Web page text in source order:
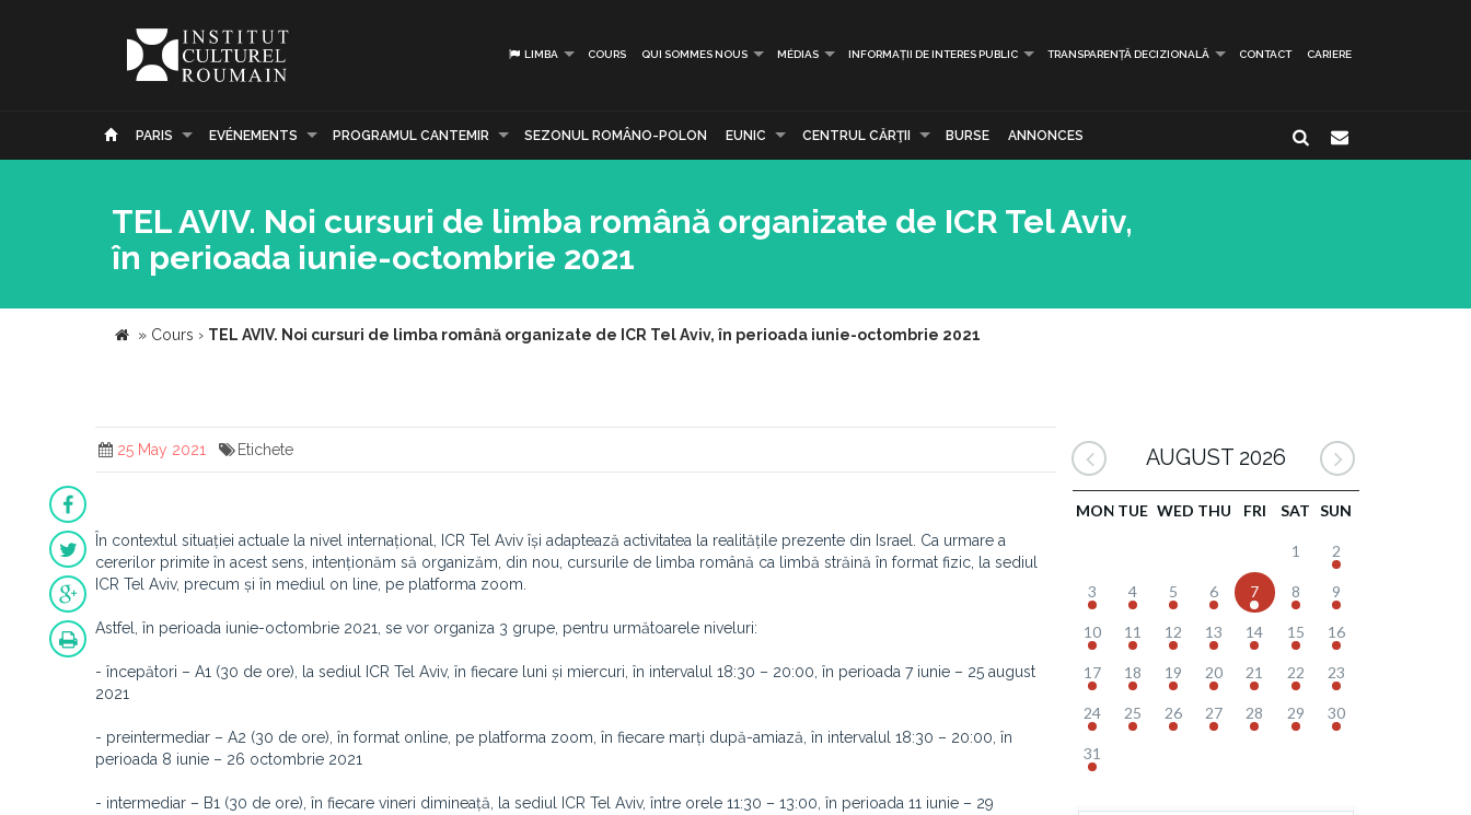
LIMBA COURS QUI SOMMES NOUS MÉDIAS INFORMAȚII DE INTERES PUBLIC TRANSPARENȚĂ DECIZIONALĂ CONTACT CARIERE
PARIS EVÉNEMENTS PROGRAMUL CANTEMIR SEZONUL ROMÂNO-POLON EUNIC CENTRUL CĂRŢII BURSE ANNONCES
TEL AVIV. Noi cursuri de limba română organizate de ICR Tel Aviv,
în perioada iunie-octombrie 2021
» Cours › TEL AVIV. Noi cursuri de limba română organizate de ICR Tel Aviv, în perioada iunie-octombrie 2021
25 May 2021 Etichete
În contextul situației actuale la nivel internațional, ICR Tel Aviv își adaptează activitatea la realitățile prezente din Israel. Ca urmare a
cererilor primite în acest sens, intenționăm să organizăm, din nou, cursurile de limba română ca limbă străină în format fizic, la sediul
ICR Tel Aviv, precum și în mediul on line, pe platforma zoom.
Astfel, în perioada iunie-octombrie 2021, se vor organiza 3 grupe, pentru următoarele niveluri:
- începători – A1 (30 de ore), la sediul ICR Tel Aviv, în fiecare luni și miercuri, în intervalul 18:30 – 20:00, în perioada 7 iunie – 25 august
2021
- preintermediar – A2 (30 de ore), în format online, pe platforma zoom, în fiecare marți după-amiază, în intervalul 18:30 – 20:00, în
perioada 8 iunie – 26 octombrie 2021
- intermediar – B1 (30 de ore), în fiecare vineri dimineață, la sediul ICR Tel Aviv, între orele 11:30 – 13:00, în perioada 11 iunie – 29
AUGUST 2026
MON TUE WED THU FRI SAT SUN
1 2
3 4 5 6 7 8 9
10 11 12 13 14 15 16
17 18 19 20 21 22 23
24 25 26 27 28 29 30
31